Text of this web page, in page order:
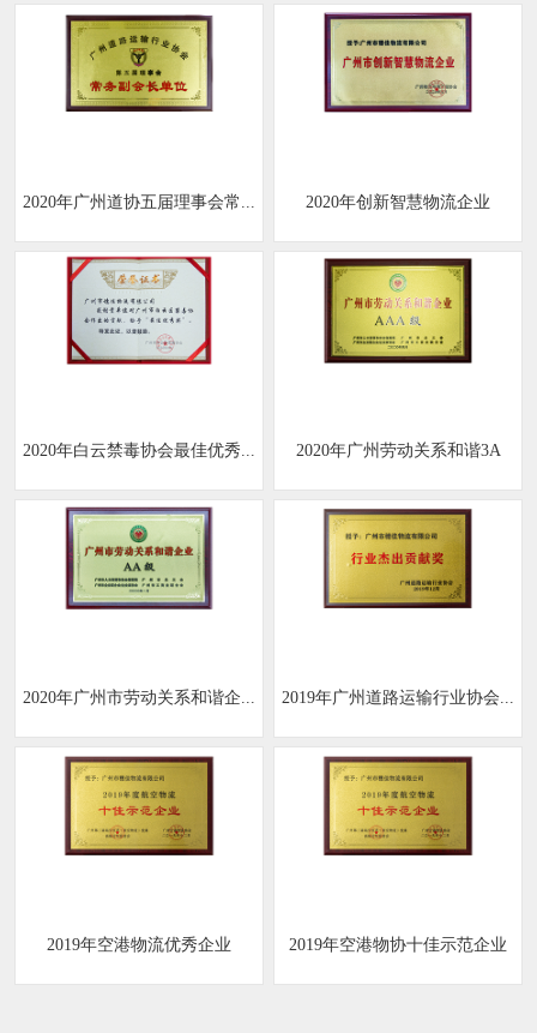
2020年广州道协五届理事会常... 2020年创新智慧物流企业
2020年白云禁毒协会最佳优秀... 2020年广州劳动关系和谐3A
2020年广州市劳动关系和谐企... 2019年广州道路运输行业协会...
2019年空港物流优秀企业 2019年空港物协十佳示范企业